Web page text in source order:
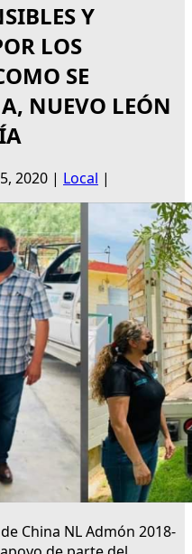
Y
LOS
SE
NUEVO LEÓN
2020 | Local |
China NL Admón 2018-